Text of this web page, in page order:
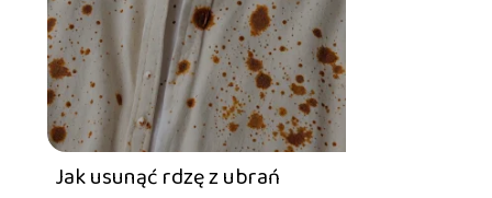
Jak usunąć rdzę z ubrań